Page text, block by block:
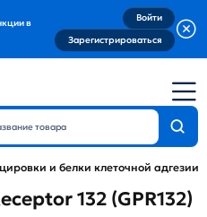
в
Войти
Зарегистрироваться
и белки клеточной адгезии
132 (GPR132)